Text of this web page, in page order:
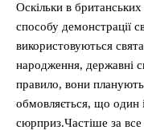
Оскільки в
способу демонстрації
використовуються
народження, державні
правило, вони
обмовляється, що
сюрприз.Частіше за все